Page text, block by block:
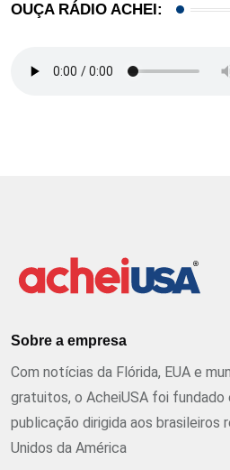
OUÇA RÁDIO ACHEI:
Sobre a empresa
Com notícias da Flórida, EUA e
gratuitos, o AcheiUSA foi fundado
publicação dirigida aos brasileiros
Unidos da América